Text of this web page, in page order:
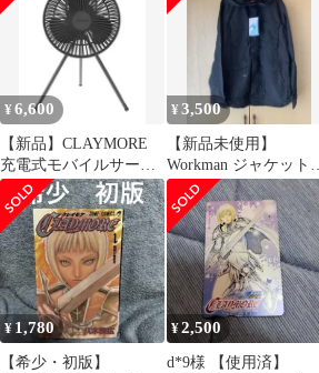
¥6,600
【新品】CLAYMORE
充電式モバイルサーキ
ュレーター FAN V600+
¥3,500
【新品未使用】
Workman ジャケット
ブラック LL
¥ 1,780
【希少・初版】
¥2,500
d*9様 【使用済】